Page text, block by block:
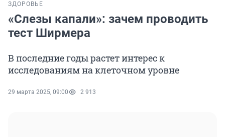
ЗДОРОВЬЕ
«Слезы капали»: зачем проводить
тест Ширмера
В последние годы растет интерес к
исследованиям на клеточном уровне
29 марта 2025, 09:00 2 913